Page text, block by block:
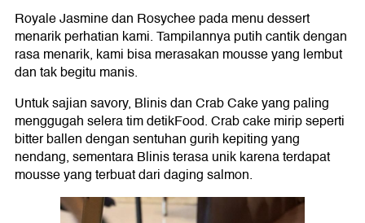
Royale Jasmine dan Rosychee pada menu dessert
menarik perhatian kami. Tampilannya putih cantik dengan
rasa menarik, kami bisa merasakan mousse yang lembut
dan tak begitu manis.
Untuk sajian savory, Blinis dan Crab Cake yang paling
menggugah selera tim detikFood. Crab cake mirip seperti
bitter ballen dengan sentuhan gurih kepiting yang
nendang, sementara Blinis terasa unik karena terdapat
mousse yang terbuat dari daging salmon.